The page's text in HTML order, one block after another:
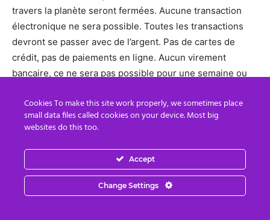
travers la planète seront fermées. Aucune transaction
électronique ne sera possible. Toutes les transactions
devront se passer avec de l’argent. Pas de cartes de
crédit, pas de paiements en ligne. Aucun virement
bancaire, ce ne sera pas possible pour une semaine ou
Judi – George dit pour ma compréhension, l’ascension
pourrait déclencher l’éveil les masses?
– Oui l’événement déclenchera les masses pour
commencer leur éveil, mais ce n’est pas encore
Cookies To make this site work properly, we sometimes place
small data files called cookies on your device. Most big
websites do this too.
Accept
Change Settings